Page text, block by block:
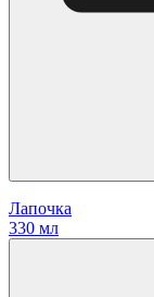
Лапочка
330 мл